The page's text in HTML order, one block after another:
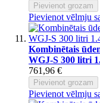
Pievienot grozam
Pievienot vēlmju
Kombinētais
WGJ-S 300 litri
761,96 €
Pievienot grozam
Pievienot vēlmju